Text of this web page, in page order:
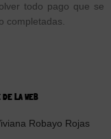
todo pago que se
completadas.
LA WEB
Robayo Rojas